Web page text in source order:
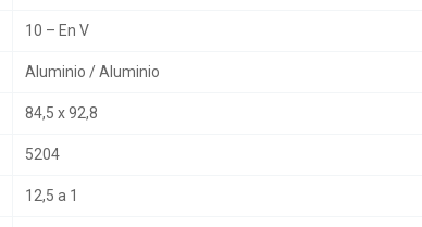
10 – En V
Aluminio / Aluminio
84,5 x 92,8
5204
12,5 a 1